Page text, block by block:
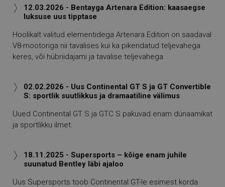

12.03.2026 - Bentayga Artenara Edition: kaasaegse
luksuse uus tipptase
Hoolikalt valitud elementidega Artenara Edition on saadaval
V8-mootoriga nii tavalises kui ka pikendatud teljevahega
keres, või hübriidajami ja tavalise teljevahega

02.02.2026 - Uus Continental GT S ja GT Convertible
S: sportlik suutlikkus ja dramaatiline välimus
Uued Continental GT S ja GTC S pakuvad enam dünaamikat
ja sportlikku ilmet.

18.11.2025 - Supersports – kõige enam juhile
suunatud Bentley läbi ajaloo
Uus Supersports toob Continental GT-le esimest korda